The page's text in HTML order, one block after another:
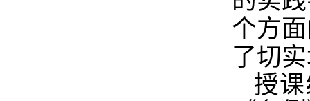
个方
了切
授